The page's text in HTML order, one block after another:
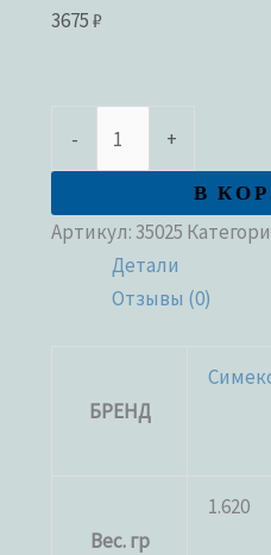
3675₽
- +
В
Артикул:35025
Детали
Отзывы (0)
БРЕНД
Вес. гр
1.620